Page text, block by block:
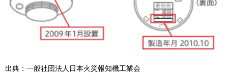
出典：一般社団法人日本火災報知機工業会